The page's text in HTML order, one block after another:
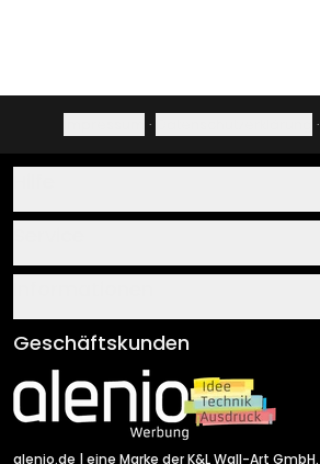
· ·
Über uns
Klebe- und Montageanleitungen
Newsletter An-/Abmeldung
Sendungsverfolgung
AGB
Impressum
Versand & Zahlung
Rücksendung
Geschäftskunden
alenio.de | eine Marke der K&L Wall-Art GmbH.